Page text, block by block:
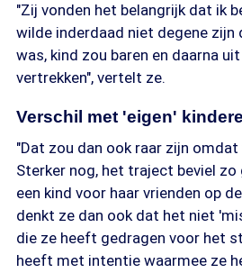
"Zij vonden het belangrijk dat ik
wilde inderdaad niet degene zijn
was, kind zou baren en daarna
vertrekken", vertelt ze.
Verschil met 'eigen'
"Dat zou dan ook raar zijn omdat
Sterker nog, het traject beviel zo
een kind voor haar vrienden op
denkt ze dan ook dat het niet
die ze heeft gedragen voor het
heeft met intentie waarmee ze